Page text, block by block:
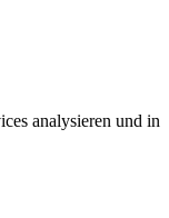
analysieren und in